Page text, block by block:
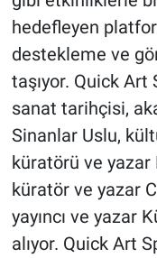
hedefleyen
destekleme ve
taşıyor. Quick Art
sanat tarihçisi,
Sinanlar Uslu,
küratörü ve yazar
küratör ve yazar
yayıncı ve yazar
alıyor. Quick Art